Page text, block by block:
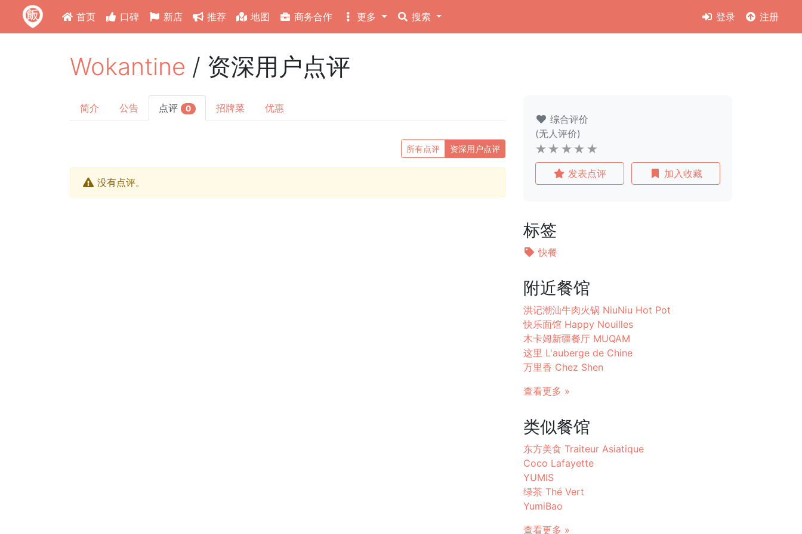
首页 口碑 新店 推荐 地图 商务合作 更多 搜索 登录 注册
Wokantine / 资深用户点评
简介 公告 点评 0 招牌菜 优惠
所有点评 资深用户点评
没有点评。
综合评价
(无人评价)
发表点评 加入收藏
标签
快餐
附近餐馆
洪记潮汕牛肉火锅 NiuNiu Hot Pot
快乐面馆 Happy Nouilles
木卡姆新疆餐厅 MUQAM
这里 L'auberge de Chine
万里香 Chez Shen
查看更多 »
类似餐馆
东方美食 Traiteur Asiatique
Coco Lafayette
YUMIS
绿茶 Thé Vert
YumiBao
查看更多 »